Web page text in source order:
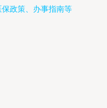
政策、办事指南等